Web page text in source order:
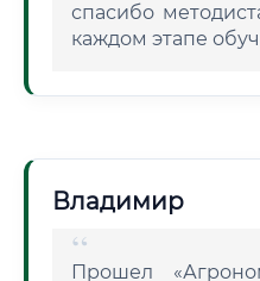
спасибо
каждом этапе
Владимир
Прошел